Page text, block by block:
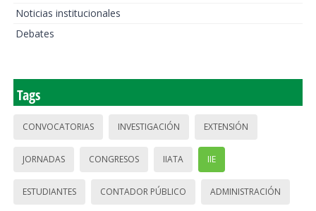
Noticias institucionales
Debates
Tags
CONVOCATORIAS INVESTIGACIÓN EXTENSIÓN
JORNADAS CONGRESOS IIATA IIE
ESTUDIANTES CONTADOR PÚBLICO ADMINISTRACIÓN